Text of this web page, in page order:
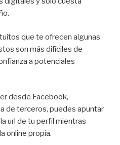
que te ofrecen algunas
son más difíciles de
a potenciales
desde Facebook,
de terceros, puedes apuntar
url de tu perfil mientras
online propia.